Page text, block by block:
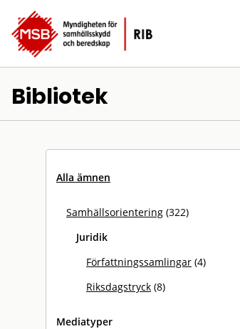
Bibliotek
Alla ämnen
Samhällsorientering (322)
Juridik
Författningssamlingar (4)
Riksdagstryck (8)
Mediatyper